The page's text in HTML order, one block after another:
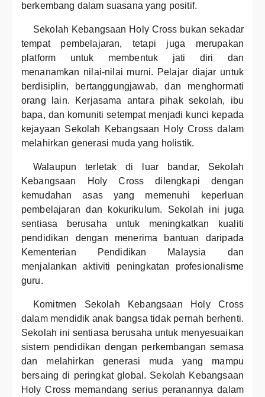
berkembang dalam suasana yang positif.
Sekolah Kebangsaan Holy Cross bukan sekadar
tempat pembelajaran, tetapi juga merupakan
platform untuk membentuk jati diri dan
menanamkan nilai-nilai murni. Pelajar diajar untuk
berdisiplin, bertanggungjawab, dan menghormati
orang lain. Kerjasama antara pihak sekolah, ibu
bapa, dan komuniti setempat menjadi kunci kepada
kejayaan Sekolah Kebangsaan Holy Cross dalam
melahirkan generasi muda yang holistik.
Walaupun terletak di luar bandar, Sekolah
Kebangsaan Holy Cross dilengkapi dengan
kemudahan asas yang memenuhi keperluan
pembelajaran dan kokurikulum. Sekolah ini juga
sentiasa berusaha untuk meningkatkan kualiti
pendidikan dengan menerima bantuan daripada
Kementerian Pendidikan Malaysia dan
menjalankan aktiviti peningkatan profesionalisme
guru.
Komitmen Sekolah Kebangsaan Holy Cross
dalam mendidik anak bangsa tidak pernah berhenti.
Sekolah ini sentiasa berusaha untuk menyesuaikan
sistem pendidikan dengan perkembangan semasa
dan melahirkan generasi muda yang mampu
bersaing di peringkat global. Sekolah Kebangsaan
Holy Cross memandang serius peranannya dalam